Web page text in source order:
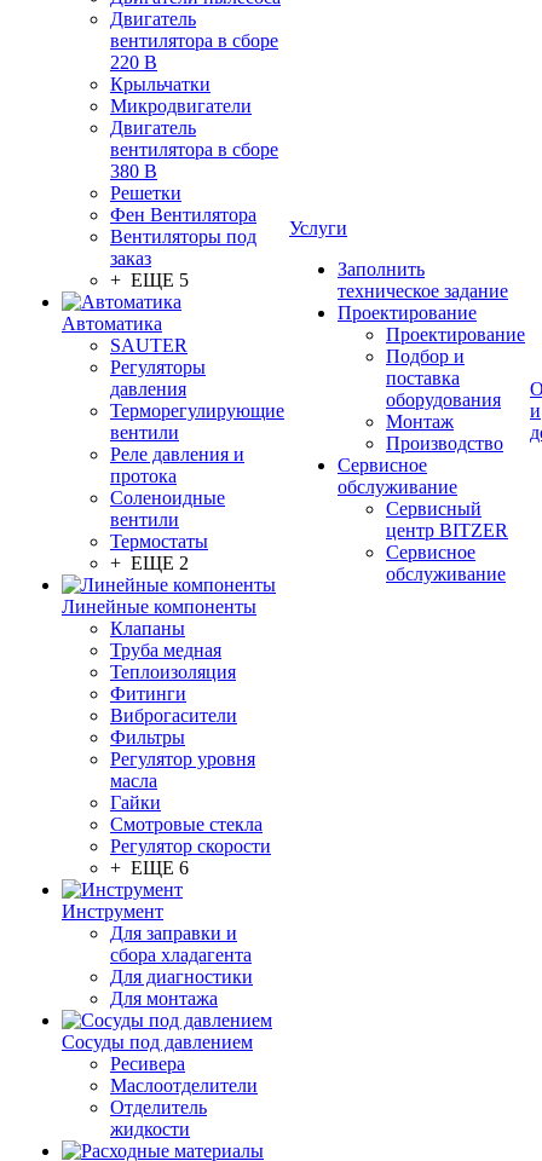
Двигатель
вентилятора в сборе
220 В
Крыльчатки
Микродвигатели
Двигатель
вентилятора в сборе
380 В
Решетки
Фен Вентилятора
Вентиляторы под
заказ
+ ЕЩЕ 5
Автоматика
SAUTER
Регуляторы
давления
Терморегулирующие
вентили
Реле давления и
протока
Соленоидные
вентили
Термостаты
+ ЕЩЕ 2
Линейные компоненты
Клапаны
Труба медная
Теплоизоляция
Фитинги
Виброгасители
Фильтры
Регулятор уровня
масла
Гайки
Смотровые стекла
Регулятор скорости
+ ЕЩЕ 6
Инструмент
Для заправки и
сбора хладагента
Для диагностики
Для монтажа
Сосуды под давлением
Ресивера
Маслоотделители
Отделитель
жидкости
Услуги
Заполнить
техническое задание
Проектирование
Проектирование
Подбор и
поставка
оборудования
Монтаж
Производство
Сервисное
обслуживание
Сервисный
центр BITZER
Сервисное
обслуживание
и